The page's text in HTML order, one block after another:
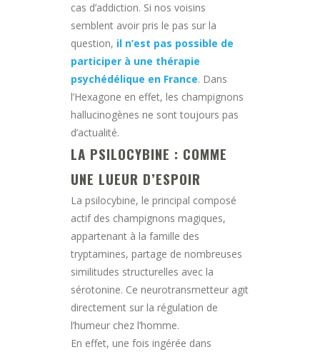
cas d’addiction. Si nos voisins
semblent avoir pris le pas sur la
question, il n’est pas possible de
participer à une thérapie
psychédélique en France. Dans
l’Hexagone en effet, les champignons
hallucinogènes ne sont toujours pas
d’actualité.
LA PSILOCYBINE : COMME
UNE LUEUR D’ESPOIR
La psilocybine, le principal composé
actif des champignons magiques,
appartenant à la famille des
tryptamines, partage de nombreuses
similitudes structurelles avec la
sérotonine. Ce neurotransmetteur agit
directement sur la régulation de
l’humeur chez l’homme.
En effet, une fois ingérée dans